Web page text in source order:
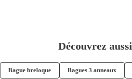
Découvrez aussi
Bague breloque Bagues 3 anneaux